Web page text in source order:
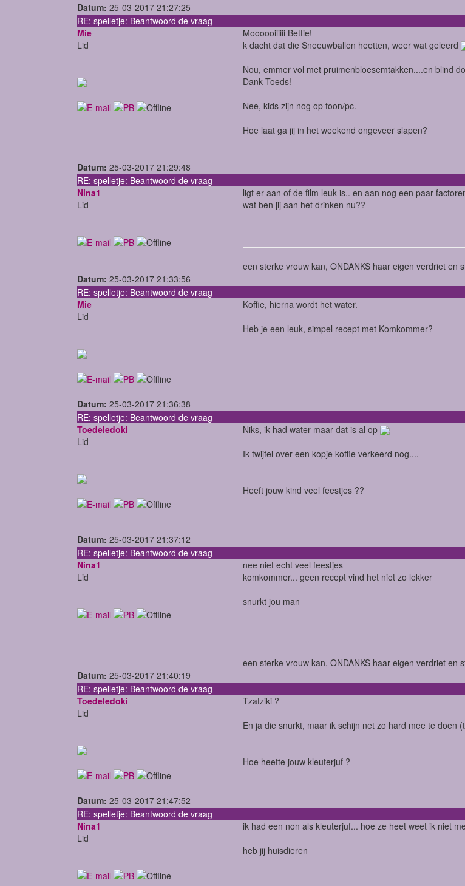
Datum: 25-03-2017 21:27:25
RE: spelletje: Beantwoord de vraag
Mie
Lid
Moooooiiiiii Bettie!
k dacht dat die Sneeuwballen heetten, weer wat geleerd
Nou, emmer vol met pruimenbloesemtakken....en blind
Dank Toeds!
Nee, kids zijn nog op foon/pc.
Hoe laat ga jij in het weekend ongeveer slapen?
Datum: 25-03-2017 21:29:48
RE: spelletje: Beantwoord de vraag
Nina1
Lid
ligt er aan of de film leuk is.. en aan nog een paar
wat ben jij aan het drinken nu??
een sterke vrouw kan, ONDANKS haar eigen verdriet
Datum: 25-03-2017 21:33:56
RE: spelletje: Beantwoord de vraag
Mie
Lid
Koffie, hierna wordt het water.
Heb je een leuk, simpel recept met Komkommer?
Datum: 25-03-2017 21:36:38
RE: spelletje: Beantwoord de vraag
Toedeledoki
Lid
Niks, ik had water maar dat is al op
Ik twijfel over een kopje koffie verkeerd nog....
Heeft jouw kind veel feestjes ??
Datum: 25-03-2017 21:37:12
RE: spelletje: Beantwoord de vraag
Nina1
Lid
nee niet echt veel feestjes
komkommer... geen recept vind het niet zo lekker
snurkt jou man
een sterke vrouw kan, ONDANKS haar eigen verdriet
Datum: 25-03-2017 21:40:19
RE: spelletje: Beantwoord de vraag
Toedeledoki
Lid
Tzatziki ?
En ja die snurkt, maar ik schijn net zo hard mee te doen
Hoe heette jouw kleuterjuf ?
Datum: 25-03-2017 21:47:52
RE: spelletje: Beantwoord de vraag
Nina1
Lid
ik had een non als kleuterjuf... hoe ze heet weet ik niet
heb jij huisdieren